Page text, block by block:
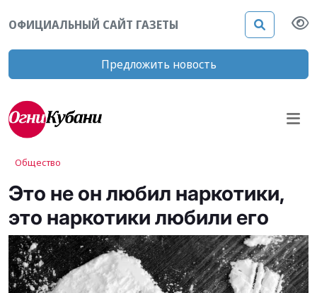
ОФИЦИАЛЬНЫЙ САЙТ ГАЗЕТЫ
Предложить новость
Общество
Это не он любил наркотики,
это наркотики любили его